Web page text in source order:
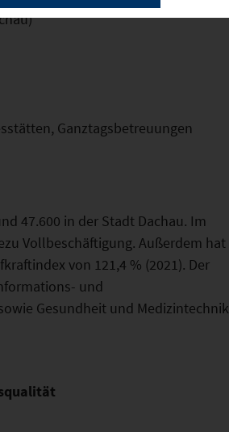
Ganztagsbetreuungen
47.600 in der Stadt Dachau. Im
Vollbeschäftigung. Außerdem hat
von 121,4 % (2021). Der
und
Gesundheit und Medizintechnik